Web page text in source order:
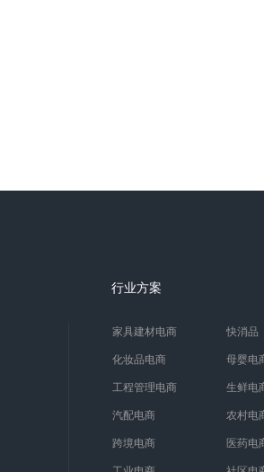
行业方案
家具建材电商
快消品
化妆品电商
母婴电
工程管理电商
生鲜电
汽配电商
农村电
跨境电商
医药电